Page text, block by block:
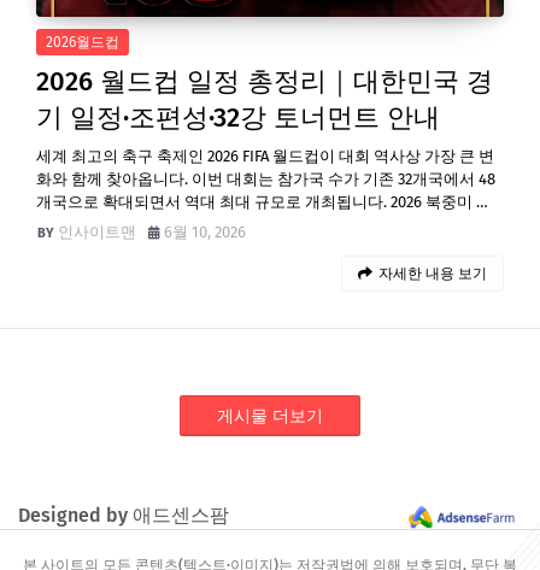
2026월드컵
2026 월드컵 일정 총정리｜대한민국 경
기 일정·조편성·32강 토너먼트 안내
세계 최고의 축구 축제인 2026 FIFA 월드컵이 대회 역사상 가장 큰 변
화와 함께 찾아옵니다. 이번 대회는 참가국 수가 기존 32개국에서 48
개국으로 확대되면서 역대 최대 규모로 개최됩니다. 2026 북중미 …
인사이트맨
6월 10, 2026
자세한 내용 보기
게시물 더보기
Designed by 애드센스팜
본 사이트의 모든 콘텐츠(텍스트·이미지)는 저작권법에 의해 보호되며, 무단 복